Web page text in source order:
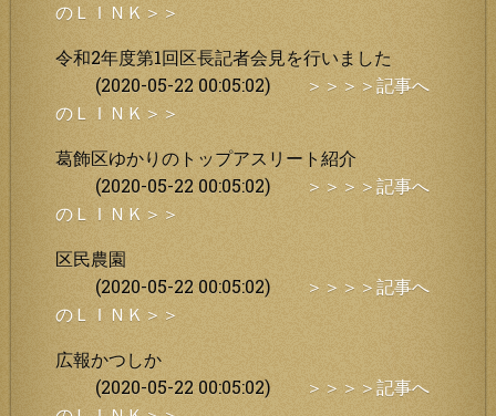
のＬＩＮＫ＞＞
令和2年度第1回区長記者会見を行いました
(2020-05-22 00:05:02)
＞＞＞＞記事へ
のＬＩＮＫ＞＞
葛飾区ゆかりのトップアスリート紹介
(2020-05-22 00:05:02)
＞＞＞＞記事へ
のＬＩＮＫ＞＞
区民農園
(2020-05-22 00:05:02)
＞＞＞＞記事へ
のＬＩＮＫ＞＞
広報かつしか
(2020-05-22 00:05:02)
＞＞＞＞記事へ